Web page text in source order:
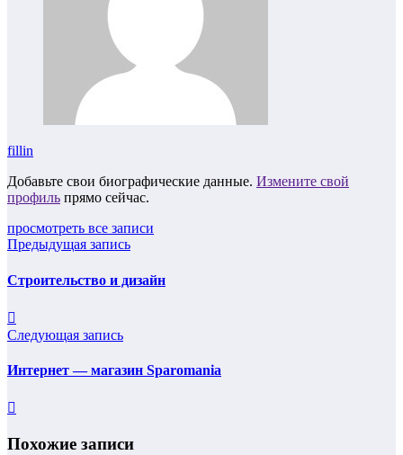
fillin
Добавьте свои биографические данные. Измените свой
профиль прямо сейчас.
просмотреть все записи
Предыдущая запись
Строительство и дизайн
Следующая запись
Интернет — магазин Sparomania
Похожие записи